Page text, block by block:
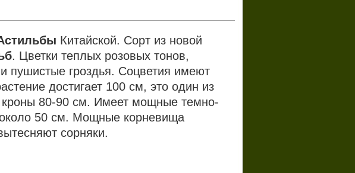
Китайской. Сорт из новой
. Цветки теплых розовых тонов,
пушистые гроздья. Соцветия имеют
достигает 100 см, это один из
80-90 см. Имеет мощные темно-
50 см. Мощные корневища
сорняки.